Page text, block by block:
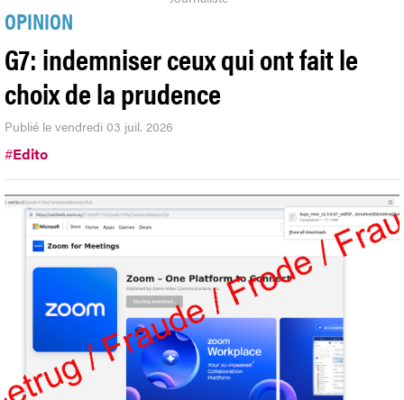
Journaliste
OPINION
G7: indemniser ceux qui ont fait le
choix de la prudence
Edito